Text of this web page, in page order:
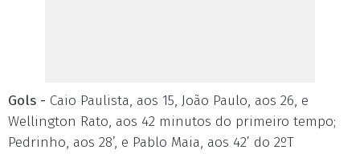
Gols - Caio Paulista, aos 15, João Paulo, aos 26, e
Wellington Rato, aos 42 minutos do primeiro tempo;
Pedrinho, aos 28’, e Pablo Maia, aos 42’ do 2ºT